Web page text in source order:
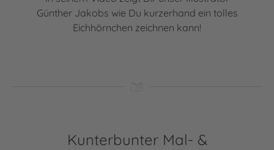
Günther Jakobs wie Du kurzerhand ein tolles
Eichhörnchen zeichnen kann!
Kunterbunter Mal- &